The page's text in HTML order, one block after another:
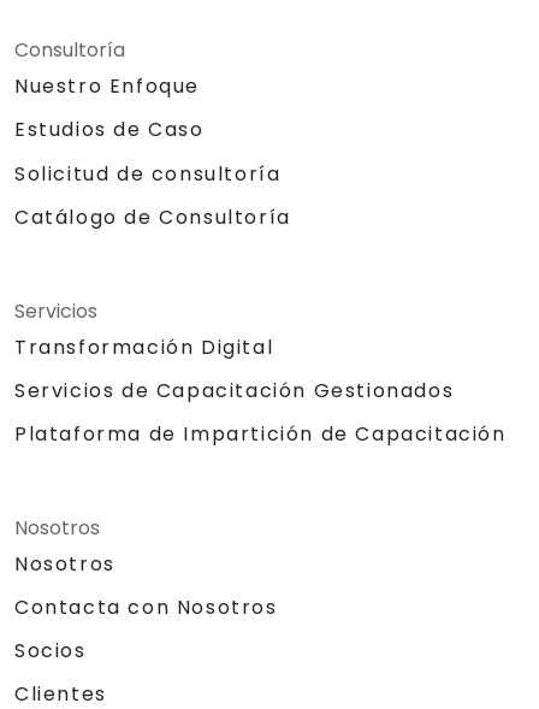
Consultoría
Nuestro Enfoque
Estudios de Caso
Solicitud de consultoría
Catálogo de Consultoría
Servicios
Transformación Digital
Servicios de Capacitación Gestionados
Plataforma de Impartición de Capacitación
Nosotros
Nosotros
Contacta con Nosotros
Socios
Clientes